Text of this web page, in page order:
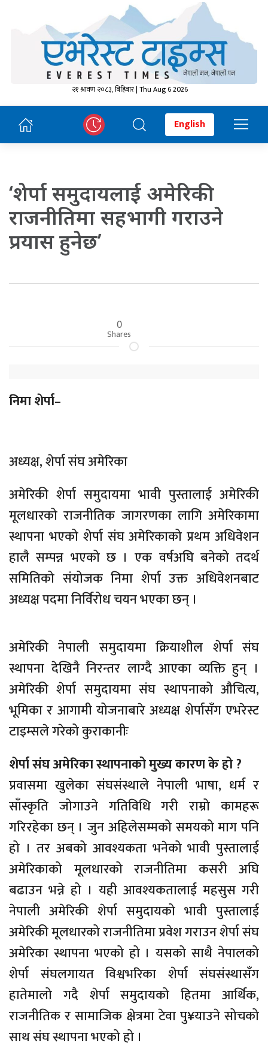
२१ श्रावण २०८३, बिहिबार | Thu Aug 6 2026
English
‘शेर्पा समुदायलाई अमेरिकी
राजनीतिमा सहभागी गराउने
प्रयास हुनेछ’
0
Shares
निमा शेर्पा–
अध्यक्ष, शेर्पा संघ अमेरिका
अमेरिकी शेर्पा समुदायमा भावी पुस्तालाई अमेरिकी
मूलधारको राजनीतिक जागरणका लागि अमेरिकामा
स्थापना भएको शेर्पा संघ अमेरिकाको प्रथम अधिवेशन
हालै सम्पन्न भएको छ । एक वर्षअघि बनेको तदर्थ
समितिको संयोजक निमा शेर्पा उक्त अधिवेशनबाट
अध्यक्ष पदमा निर्विरोध चयन भएका छन् ।
अमेरिकी नेपाली समुदायमा क्रियाशील शेर्पा संघ
स्थापना देखिनै निरन्तर लाग्दै आएका व्यक्ति हुन् ।
अमेरिकी शेर्पा समुदायमा संघ स्थापनाको औचित्य,
भूमिका र आगामी योजनाबारे अध्यक्ष शेर्पासँग एभरेस्ट
टाइम्सले गरेको कुराकानीः
शेर्पा संघ अमेरिका स्थापनाको मुख्य कारण के हो ?
प्रवासमा खुलेका संघसंस्थाले नेपाली भाषा, धर्म र
साँस्कृति जोगाउने गतिविधि गरी राम्रो कामहरू
गरिरहेका छन् । जुन अहिलेसम्मको समयको माग पनि
हो । तर अबको आवश्यकता भनेको भावी पुस्तालाई
अमेरिकाको मूलधारको राजनीतिमा कसरी अघि
बढाउन भन्ने हो । यही आवश्यकतालाई महसुस गरी
नेपाली अमेरिकी शेर्पा समुदायको भावी पुस्तालाई
अमेरिकी मूलधारको राजनीतिमा प्रवेश गराउन शेर्पा संघ
अमेरिका स्थापना भएको हो । यसको साथै नेपालको
शेर्पा संघलगायत विश्वभरिका शेर्पा संघसंस्थासँग
हातेमालो गदै शेर्पा समुदायको हितमा आर्थिक,
राजनीतिक र सामाजिक क्षेत्रमा टेवा पु¥याउने सोचको
साथ संघ स्थापना भएको हो ।